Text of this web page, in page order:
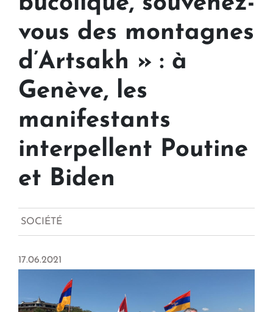
vous des montagnes
d’Artsakh » : à
Genève, les
manifestants
interpellent Poutine
et Biden
SOCIÉTÉ
17.06.2021